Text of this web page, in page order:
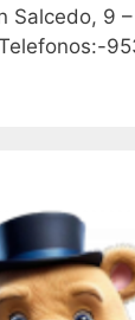
Salcedo, 9 –